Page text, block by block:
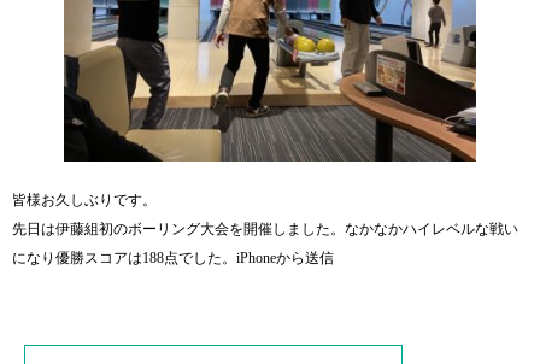
皆様お久しぶりです。
先日は伊藤組初のボーリング大会を開催しました。なかなかハイレベルな戦い
になり優勝スコアは188点でした。iPhoneから送信